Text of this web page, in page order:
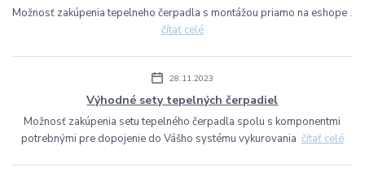
Možnosť zakúpenia tepelneho čerpadla s montážou priamo na eshope .
čítať celé
28.11.2023
Výhodné sety tepelných čerpadiel
Možnosť zakúpenia setu tepelného čerpadla spolu s komponentmi
potrebnými pre dopojenie do Vášho systému vykurovania čítať celé